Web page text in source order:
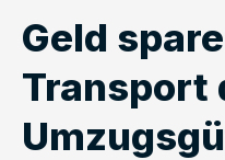
Geld
Transport